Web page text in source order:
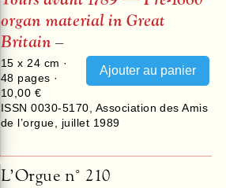
organ material in Great
Britain –
15 x 24 cm ·
48 pages ·
10,00 €
ISSN 0030-5170 Association des Amis
de l’orgue
juillet 1989
L’Orgue n° 210